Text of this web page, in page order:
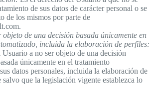
de sus datos de carácter personal o se
de los mismos por parte de
objeto de una decisión basada únicamente en
incluida la elaboración de perfiles:
a no ser objeto de una decisión
únicamente en el tratamiento
datos personales, incluida la elaboración de
salvo que la legislación vigente establezca lo